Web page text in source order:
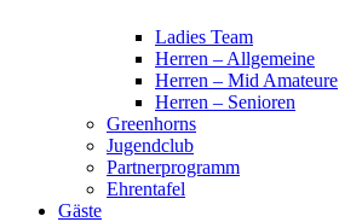
Ladies Team
Herren – Allgemeine
Herren – Mid Amateure
Herren – Senioren
Greenhorns
Jugendclub
Partnerprogramm
Ehrentafel
Gäste